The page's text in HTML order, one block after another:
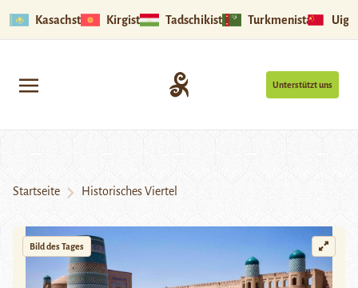
Kasachstan Kirgistan Tadschikistan Turkmenistan
Unterstützt uns
Startseite Historisches Viertel
Bild des Tages